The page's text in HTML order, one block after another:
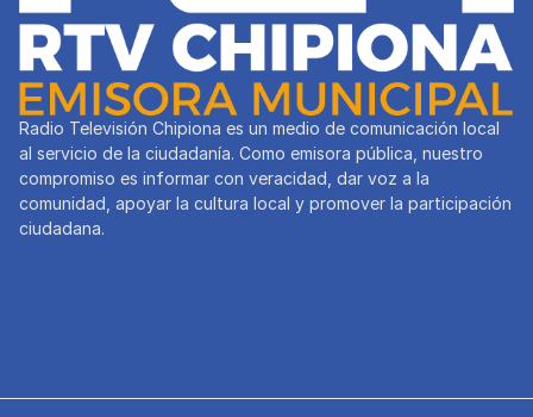
Radio Televisión Chipiona es un medio de comunicación local
al servicio de la ciudadanía. Como emisora pública, nuestro
compromiso es informar con veracidad, dar voz a la
comunidad, apoyar la cultura local y promover la participación
ciudadana.